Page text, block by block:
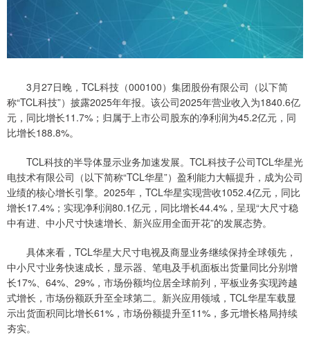
3月27日晚，TCL科技（000100）集团股份有限公司（以下简
称“TCL科技”）披露2025年年报。该公司2025年营业收入为1840.6亿
元，同比增长11.7%；归属于上市公司股东的净利润为45.2亿元，同
比增长188.8%。
TCL科技的半导体显示业务加速发展。TCL科技子公司TCL华星光
电技术有限公司（以下简称“TCL华星”）盈利能力大幅提升，成为公司
业绩的核心增长引擎。2025年，TCL华星实现营收1052.4亿元，同比
增长17.4%；实现净利润80.1亿元，同比增长44.4%，呈现“大尺寸稳
中有进、中小尺寸快速增长、新兴应用全面开花”的发展态势。
具体来看，TCL华星大尺寸电视及商显业务继续保持全球领先，
中小尺寸业务快速成长，显示器、笔电及手机面板出货量同比分别增
长17%、64%、29%，市场份额均位居全球前列，平板业务实现跨越
式增长，市场份额跃升至全球第二。新兴应用领域，TCL华星车载显
示出货面积同比增长61%，市场份额提升至11%，多元增长格局持续
夯实。